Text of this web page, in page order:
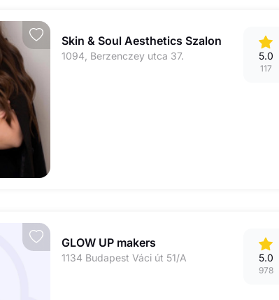
Skin & Soul Aesthetics Szalon
1094, Berzenczey utca 37. 5.0
117
GLOW UP makers
1134 Budapest Váci út 51/A 5.0
978